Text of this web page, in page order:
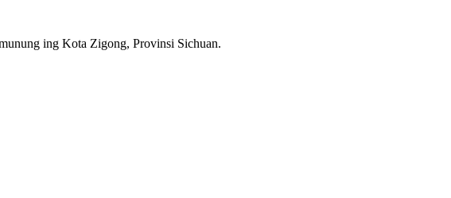
ing Kota Zigong, Provinsi Sichuan.